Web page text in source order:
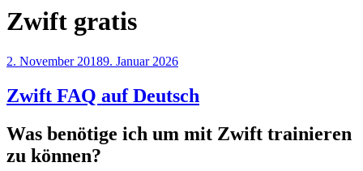
Zwift gratis
Veröffentlicht
2. November 20189. Januar 2026
Zwift FAQ auf Deutsch
Was benötige ich um mit Zwift trainieren
zu können?